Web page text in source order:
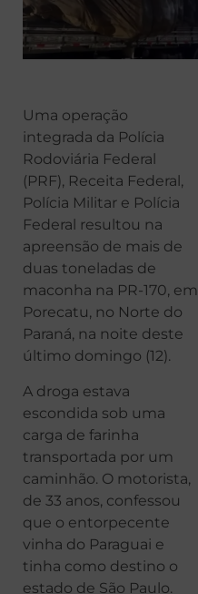
Uma operação
integrada da Polícia
Rodoviária Federal
(PRF), Receita Federal,
Polícia Militar e Polícia
Federal resultou na
apreensão de mais de
duas toneladas de
maconha na PR-170, em
Porecatu, no Norte do
Paraná, na noite deste
último domingo (12).
A droga estava
escondida sob uma
carga de farinha
transportada por um
caminhão. O motorista,
de 33 anos, confessou
que o entorpecente
vinha do Paraguai e
tinha como destino o
estado de São Paulo.